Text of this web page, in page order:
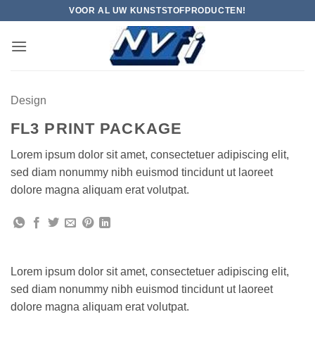
inhoud
VOOR AL UW KUNSTSTOFPRODUCTEN!
Design
FL3 PRINT PACKAGE
Lorem ipsum dolor sit amet, consectetuer adipiscing elit,
sed diam nonummy nibh euismod tincidunt ut laoreet
dolore magna aliquam erat volutpat.
Lorem ipsum dolor sit amet, consectetuer adipiscing elit,
sed diam nonummy nibh euismod tincidunt ut laoreet
dolore magna aliquam erat volutpat.